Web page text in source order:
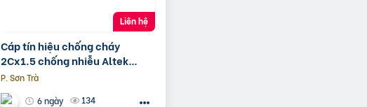
Cáp tín hiệu chống cháy
2Cx1.5 chống nhiễu Altek
Kabel – phân phối Hà Nội, Đà
Nẵng, HCM
P. Sơn Trà
6 ngày
134
Liên hệ